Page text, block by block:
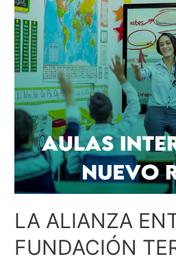
LA ALIANZA
FUNDACIÓN